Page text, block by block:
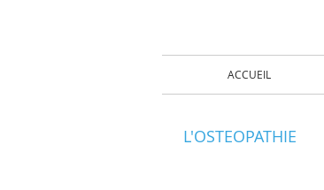
ACCUEIL
L'OSTEOPATHIE